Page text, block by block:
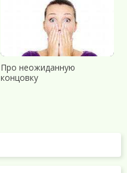
Про неожиданную
концовку